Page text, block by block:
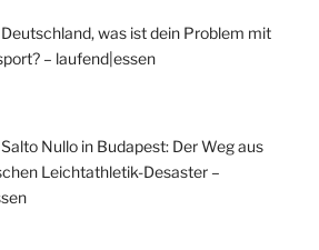
Deutschland, was ist dein Problem mit
– laufend|essen
Salto Nullo in Budapest: Der Weg aus
Leichtathletik-Desaster –